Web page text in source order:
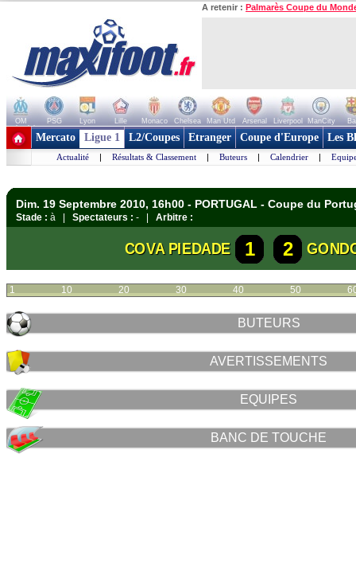
A retenir : Palmarès Coupe du
OM PSG Lyon Lille Monaco Chelsea Man Utd Arsenal Liverpool ManCity
+ de clubs
Mercato Ligue 1 L2/Coupes Etranger Coupe d'Europe Les
Actualité | Résultats & Classement | Buteurs | Calendrier |
Dim. 19 Septembre 2010, 16h00 - PORTUGAL - Coupe du
Stade : à | Spectateurs : - | Arbitre :
COVA PIEDADE 1 2
1 10 20 30 40 50
BUTEURS
AVERTISSEMENTS
EQUIPES
BANC DE TOUCHE